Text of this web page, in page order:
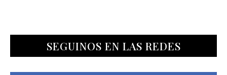
SEGUINOS EN LAS REDES